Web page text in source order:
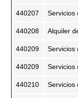
440207 Servicios
440208 Alquiler
440209 Servicios
440209 Servicios
440210 Servicios